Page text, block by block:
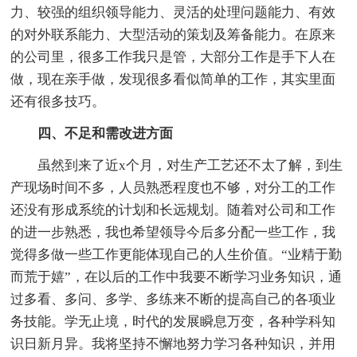
力、较强的组织领导能力、灵活的处理问题能力、有效
的对外联系能力、大型活动的策划及筹备能力。在原来
的公司里，很多工作我只是管，大部分工作是手下人在
做，现在亲手做，发现很多看似简单的工作，其实里面
还有很多技巧。
四、不足和需改进方面
虽然到来了近x个月，对生产工艺还不太了解，到生
产现场时间不多，人员熟悉程度也不够，对分工的工作
还没有形成系统的计划和长远规划。随着对公司和工作
的进一步熟悉，我也希望领导今后多分配一些工作，我
觉得多做一些工作更能体现自己的人生价值。“业精于勤
而荒于嬉”，在以后的工作中我要不断学习业务知识，通
过多看、多问、多学、多练来不断的提高自己的各项业
务技能。学无止境，时代的发展瞬息万变，各种学科知
识日新月异。我将坚持不懈地努力学习各种知识，并用